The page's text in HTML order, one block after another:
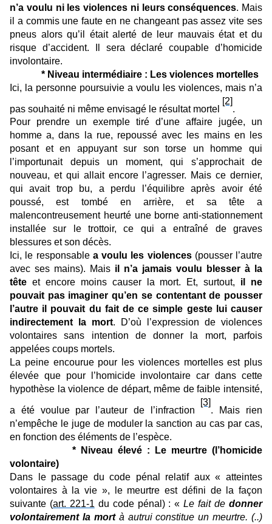
n’a voulu ni les violences ni leurs conséquences. Mais
il a commis une faute en ne changeant pas assez vite ses
pneus alors qu’il était alerté de leur mauvais état et du
risque d’accident. Il sera déclaré coupable d’homicide
involontaire.
* Niveau intermédiaire : Les violences mortelles
Ici, la personne poursuivie a voulu les violences, mais n’a
pas souhaité ni même envisagé le résultat mortel
[2]
Pour prendre un exemple tiré d’une affaire jugée, un
homme a, dans la rue, repoussé avec les mains en les
posant et en appuyant sur son torse un homme qui
l’importunait depuis un moment, qui s’approchait de
nouveau, et qui allait encore l’agresser. Mais ce dernier,
qui avait trop bu, a perdu l’équilibre après avoir été
poussé, est tombé en arrière, et sa tête a
malencontreusement heurté une borne anti-stationnement
installée sur le trottoir, ce qui a entraîné de graves
blessures et son décès.
Ici, le responsable a voulu les violences(pousser l’autre
avec ses mains). Mais il n’a jamais voulu blesser à la
tête et encore moins causer la mort. Et, surtout, il ne
pouvait pas imaginer qu’en se contentant de pousser
l’autre il pouvait du fait de ce simple geste lui causer
indirectement la mort. D’où l’expression de violences
volontaires sans intention de donner la mort, parfois
appelées coups mortels.
La peine encourue pour les violences mortelles est plus
élevée que pour l’homicide involontaire car dans cette
hypothèse la violence de départ, même de faible intensité,
a été voulue par l’auteur de l’infraction
[3]
. Mais rien
n’empêche le juge de moduler la sanction au cas par cas,
en fonction des éléments de l’espèce.
* Niveau élevé : Le meurtre (l’homicide
volontaire)
Dans le passage du code pénal relatif aux « atteintes
volontaires à la vie », le meurtre est défini de la façon
suivante (art. 221-1 du code pénal) : «Le fait dedonner
volontairement la mortà autrui constitue un meurtre. (..)